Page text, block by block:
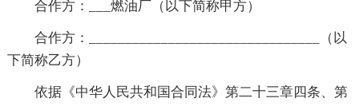
合作方：___燃油厂（以下简称甲方）
合作方：________________________________（以
下简称乙方）
依据《中华人民共和国合同法》第二十三章四条、第